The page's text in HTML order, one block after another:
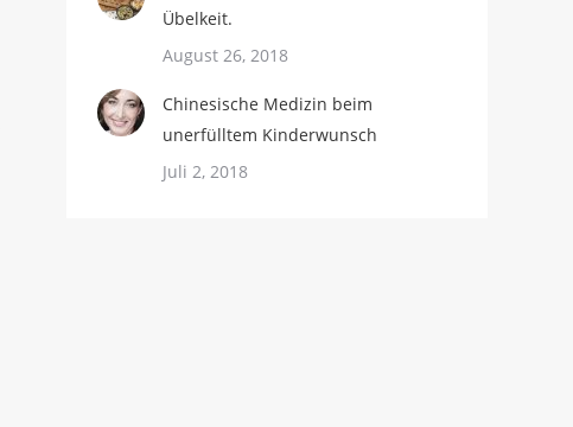
Übelkeit.
August 26, 2018
Chinesische Medizin beim
unerfülltem Kinderwunsch
Juli 2, 2018